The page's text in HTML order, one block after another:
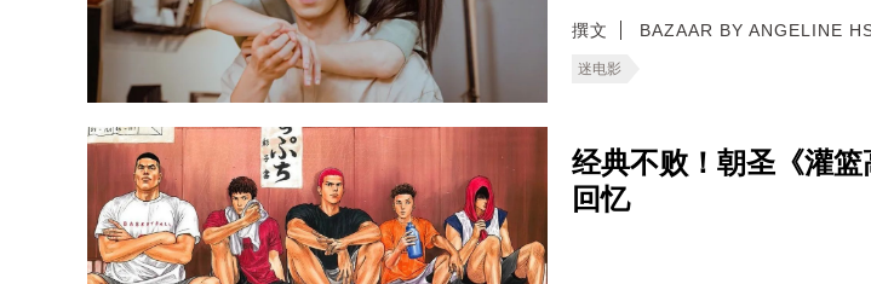
撰文 BAZAAR BY ANGELINE
迷电影
经典不败！朝圣《灌
回忆